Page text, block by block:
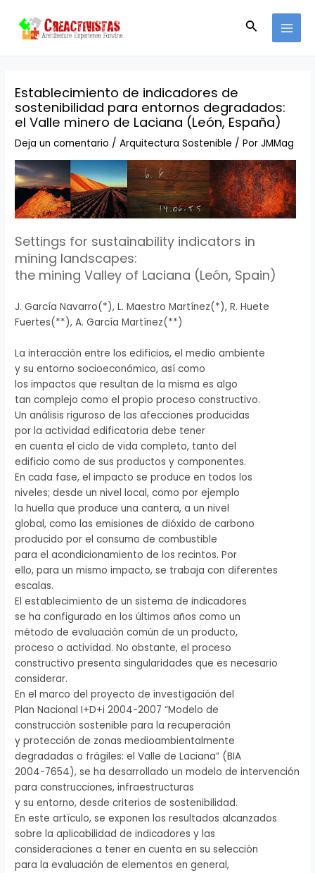
contenido
Buscar
Establecimiento de indicadores de
sostenibilidad para entornos degradados:
el Valle minero de Laciana (León, España)
Deja un comentario /Arquitectura Sostenible / PorJMMag
Settings for sustainability indicators in
mining landscapes:
the mining Valley of Laciana (León, Spain)
J. García Navarro(*), L. Maestro Martínez(*), R. Huete
Fuertes(**), A. García Martínez(**)
La interacción entre los edificios, el medio ambiente
y su entorno socioeconómico, así como
los impactos que resultan de la misma es algo
tan complejo como el propio proceso constructivo.
Un análisis riguroso de las afecciones producidas
por la actividad edificatoria debe tener
en cuenta el ciclo de vida completo, tanto del
edificio como de sus productos y componentes.
En cada fase, el impacto se produce en todos los
niveles; desde un nivel local, como por ejemplo
la huella que produce una cantera, a un nivel
global, como las emisiones de dióxido de carbono
producido por el consumo de combustible
para el acondicionamiento de los recintos. Por
ello, para un mismo impacto, se trabaja con diferentes
escalas.
El establecimiento de un sistema de indicadores
se ha configurado en los últimos años como un
método de evaluación común de un producto,
proceso o actividad. No obstante, el proceso
constructivo presenta singularidades que es necesario
considerar.
En el marco del proyecto de investigación del
Plan Nacional I+D+i 2004-2007 “Modelo de
construcción sostenible para la recuperación
y protección de zonas medioambientalmente
degradadas o frágiles: el Valle de Laciana” (BIA
2004-7654), se ha desarrollado un modelo de intervención
para construcciones, infraestructuras
y su entorno, desde criterios de sostenibilidad.
En este artículo, se exponen los resultados alcanzados
sobre la aplicabilidad de indicadores y las
consideraciones a tener en cuenta en su selección
para la evaluación de elementos en general,
de
entradas